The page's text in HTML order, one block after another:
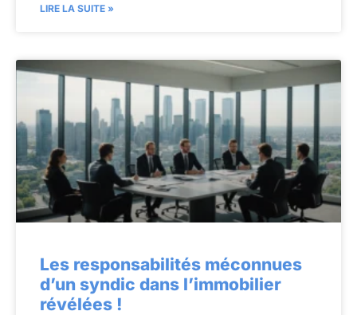
LIRE LA SUITE »
Les responsabilités méconnues
d’un syndic dans l’immobilier
révélées !